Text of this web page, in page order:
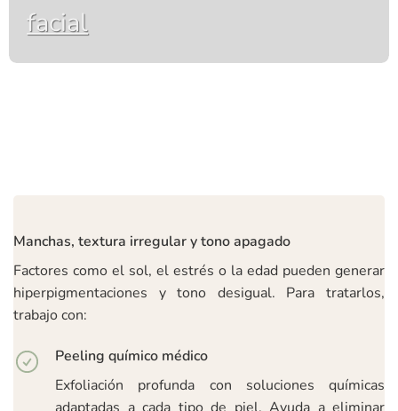
facial
Manchas, textura irregular y tono apagado
Factores como el sol, el estrés o la edad pueden generar
hiperpigmentaciones y tono desigual. Para tratarlos,
trabajo con:
Peeling químico médico
Exfoliación profunda con soluciones químicas